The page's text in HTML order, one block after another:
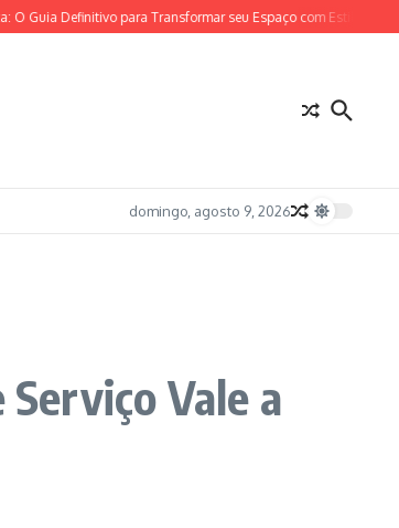
Definitivo para Transformar seu Espaço com Estilo e Economia
domingo, agosto 9, 2026
Vale a